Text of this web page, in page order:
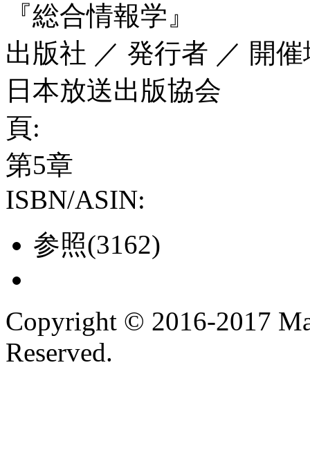
『総合情報学』
出版社 ／ 発行者 ／ 開
日本放送出版協会
頁:
第5章
ISBN/ASIN:
参照(3162)
Copyright © 2016-2017
Reserved.